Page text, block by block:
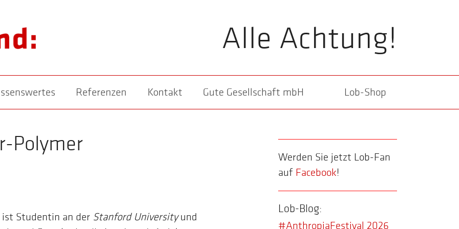
Alle Achtung!
Referenzen Kontakt Gute Gesellschaft mbH Lob-Shop
Polymer
Studentin an der Stanford Universityund
Werden Sie jetzt Lob-Fan
auf Facebook!
Lob-Blog:
#AnthropiaFestival 2026